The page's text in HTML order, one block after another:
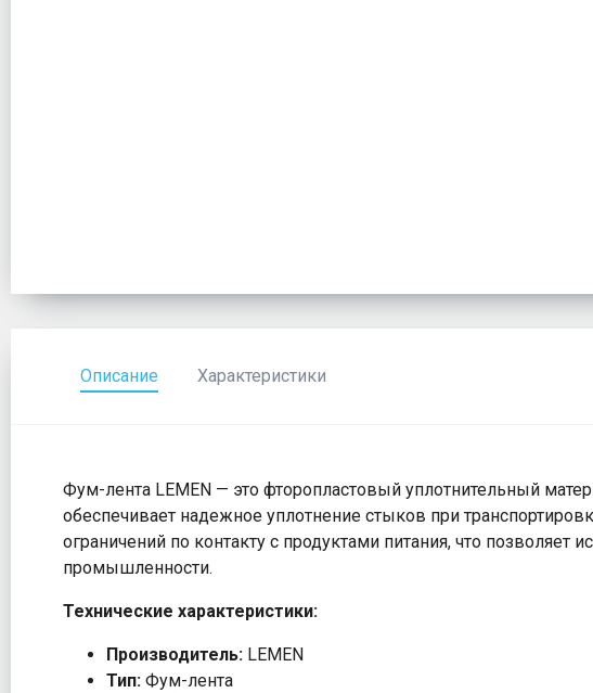
Описание Характеристики
Фум-лента LEMEN — это фторопластовый уплотнительный
обеспечивает надежное уплотнение стыков при
ограничений по контакту с продуктами питания, что
промышленности.
Технические характеристики:
Производитель: LEMEN
Тип: Фум-лента